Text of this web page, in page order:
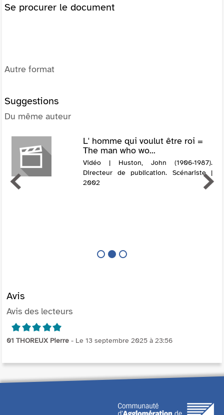
Se procurer le document
Autre format
Suggestions
Du même auteur
L' homme qui voulut être roi =
The man who wo...
Vidéo | Huston, John (1906-1987).
Directeur de publication. Scénariste |
2002
Avis
Avis des lecteurs
5/5
01 THOREUX Pierre - Le 13 septembre 2025 à 23:56